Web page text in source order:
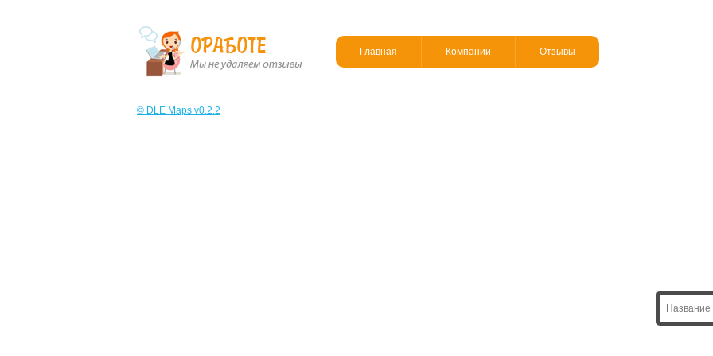
Главная Компании Отзывы
© DLE Maps v0.2.2